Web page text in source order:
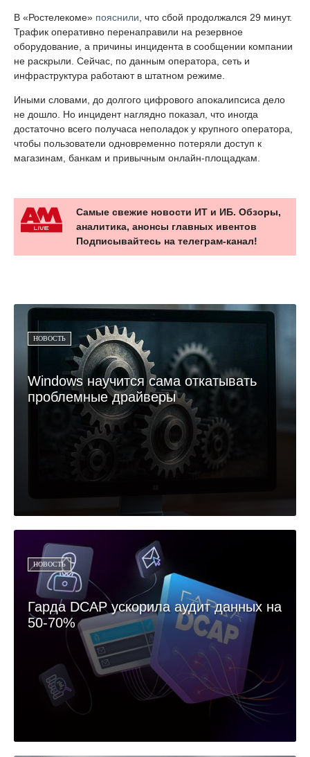
В «Ростелекоме» пояснили, что сбой продолжался 29 минут.
Трафик оперативно перенаправили на резервное
оборудование, а причины инцидента в сообщении компании
не раскрыли. Сейчас, по данным оператора, сеть и
инфраструктура работают в штатном режиме.
Иными словами, до долгого цифрового апокалипсиса дело
не дошло. Но инцидент наглядно показал, что иногда
достаточно всего получаса неполадок у крупного оператора,
чтобы пользователи одновременно потеряли доступ к
магазинам, банкам и привычным онлайн-площадкам.
Самые свежие новости ИТ и ИБ. Обзоры,
аналитика, анонсы главных ивентов
Подписывайтесь на телеграм-канал!
НОВОСТЬ
Windows научится сама откатывать
проблемные драйверы
НОВОСТЬ
Гарда DCAP ускорила аудит данных на
50-70%